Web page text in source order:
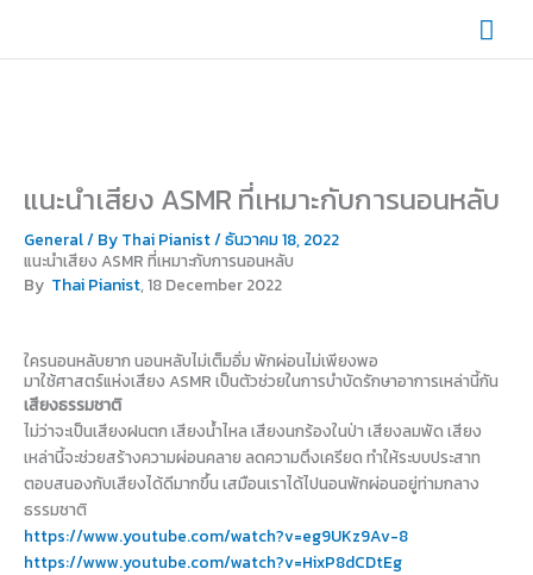
content
แนะนำเสียง ASMR ที่เหมาะกับการนอนหลับ
General/ By Thai Pianist/ธันวาคม 18, 2022
แนะนำเสียง ASMR ที่เหมาะกับการนอนหลับ
By Thai Pianist, 18 December 2022
ใครนอนหลับยาก นอนหลับไม่เต็มอิ่ม พักผ่อนไม่เพียงพอ
มาใช้ศาสตร์แห่งเสียง ASMR เป็นตัวช่วยในการบำบัดรักษาอาการเหล่านี้กัน
เสียงธรรมชาติ
ไม่ว่าจะเป็นเสียงฝนตก เสียงน้ำไหล เสียงนกร้องในป่า เสียงลมพัด เสียง
เหล่านี้จะช่วยสร้างความผ่อนคลาย ลดความตึงเครียด ทำให้ระบบประสาท
ตอบสนองกับเสียงได้ดีมากขึ้น เสมือนเราได้ไปนอนพักผ่อนอยู่ท่ามกลาง
ธรรมชาติ
https://www.youtube.com/watch?v=eg9UKz9Av-8
https://www.youtube.com/watch?v=HixP8dCDtEg